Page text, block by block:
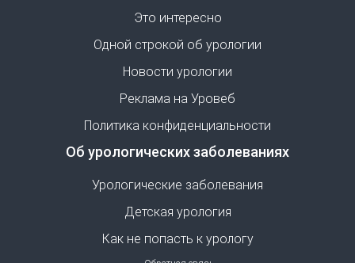
Это интересно
Одной строкой об урологии
Новости урологии
Реклама на Уровеб
Политика конфиденциальности
Об урологических заболеваниях
Урологические заболевания
Детская урология
Как не попасть к урологу